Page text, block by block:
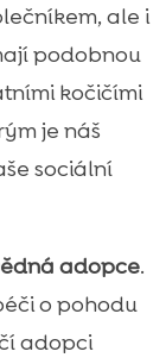
ale i
podobnou
kočičími
je náš
sociální
adopce.
o pohodu
adopci